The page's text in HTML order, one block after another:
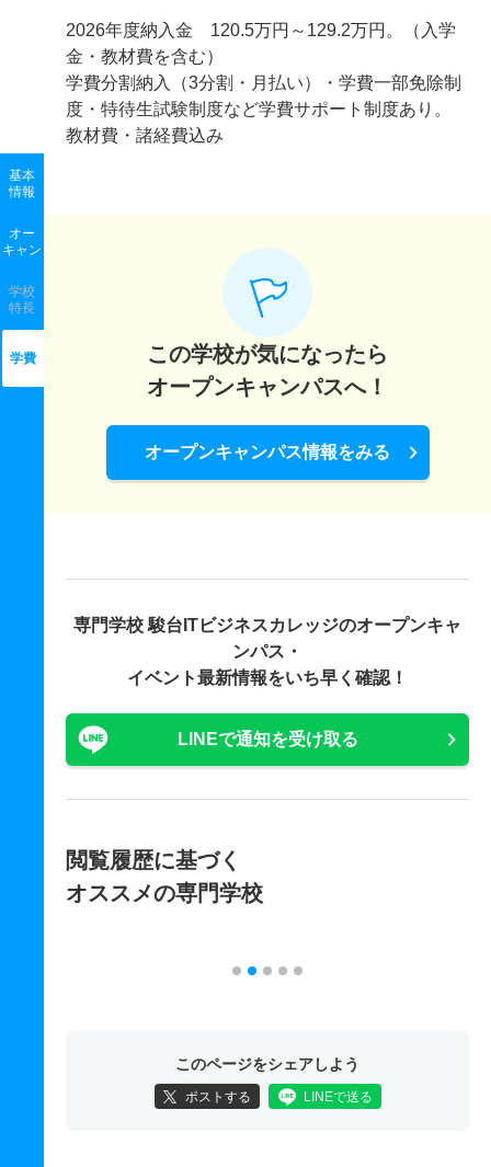
基本
情報
オー
キャン
学校
特長
学費
2026年度納入金 120.5万円～129.2万円。（入学
金・教材費を含む）
学費分割納入（3分割・月払い）・学費一部免除制
度・特待生試験制度など学費サポート制度あり。
教材費・諸経費込み
この学校が気になったら
オープンキャンパスへ！
オープンキャンパス情報をみる
専門学校 駿台ITビジネスカレッジのオープンキャ
ンパス・
イベント最新情報をいち早く確認！
LINEで通知を受け取る
閲覧履歴に基づく
オススメの専門学校
このページをシェアしよう
ポストする LINEで送る